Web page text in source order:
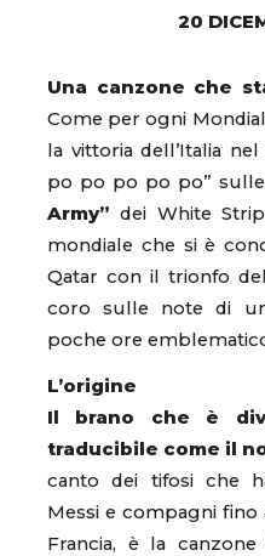
20
Una canzone che
Come per ogni
la vittoria dell’Italia
po po po po po”
Army” dei White
mondiale che si è
Qatar con il trionfo
coro sulle note di
poche ore
L’origine
Il brano che è
traducibile come il
canto dei tifosi che
Messi e compagni
Francia, è la canzone